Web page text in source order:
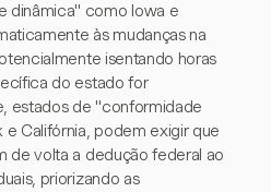
dinâmica" como Iowa e
às mudanças na
isentando horas
do estado for
estados de "conformidade
e Califórnia, podem exigir que
de volta a dedução federal ao
priorizando as